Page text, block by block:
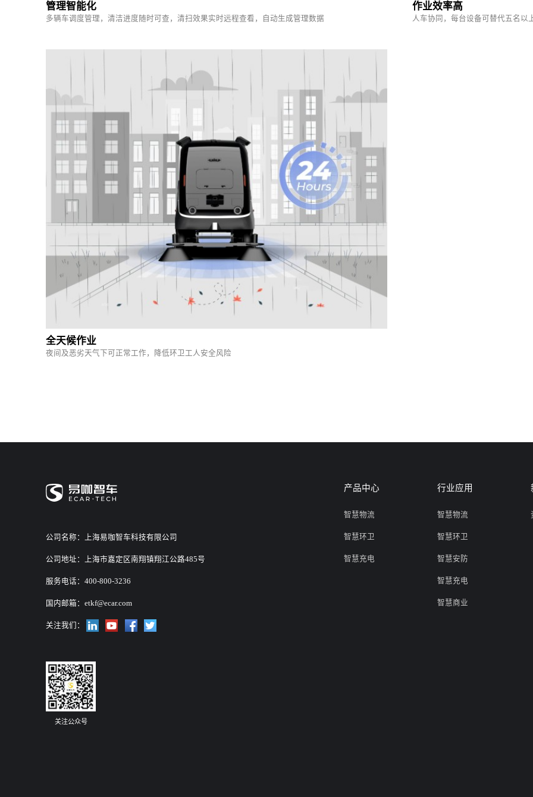
管理智能化
多辆车调度管理，清洁进度随时可查，清扫效果实时远程查看，自动生成管理数据
作业效率高
人车协同，每台设备可替代五名以
全天候作业
夜间及恶劣天气下可正常工作，降低环卫工人安全风险
公司名称：上海易咖智车科技有限公司
公司地址：上海市嘉定区南翔镇翔江公路485号
服务电话：400-800-3236
国内邮箱： etkf@ecar.com
关注我们：
关注公众号
产品中心
智慧物流
智慧环卫
智慧充电
行业应用
智慧物流
智慧环卫
智慧安防
智慧充电
智慧商业